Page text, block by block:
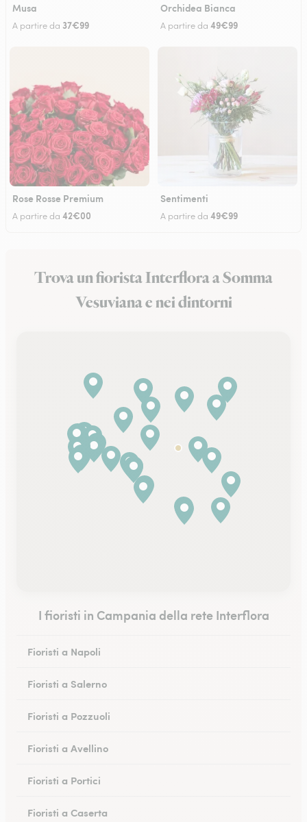
Musa
A partire da 37€99
Orchidea Bianca
A partire da 49€99
Rose Rosse Premium
A partire da 42€00
Sentimenti
A partire da 49€99
Trova un fiorista Interflora a Somma
Vesuviana e nei dintorni
I fioristi in Campania della rete Interflora
Fioristi a Napoli
Fioristi a Salerno
Fioristi a Pozzuoli
Fioristi a Avellino
Fioristi a Portici
Fioristi a Caserta